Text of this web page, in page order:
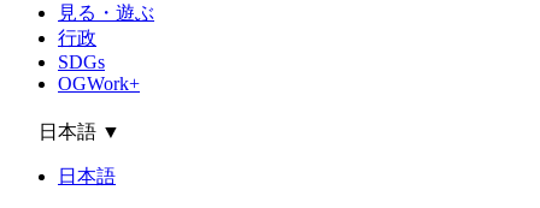
見る・遊ぶ
行政
SDGs
OGWork+
日本語 ▼
日本語